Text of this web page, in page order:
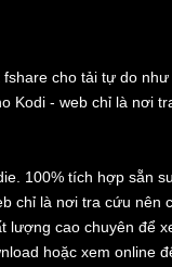
cho tải tự do như
Kodi - web chỉ là nơi
100% tích hợp sẵn
chỉ là nơi tra cứu nên
lượng cao chuyên để
hoặc xem online